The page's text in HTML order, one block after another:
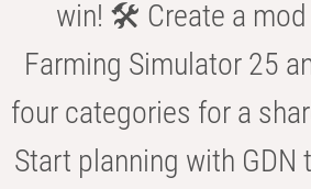
win! 🛠️ Create a
Farming Simulator 25
four categories for a
Start planning with GDN